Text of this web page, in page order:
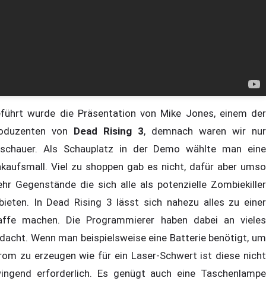
wurde die Präsentation von Mike Jones, einem der
von Dead Rising 3, demnach waren wir nur
Als Schauplatz in der Demo wählte man eine
Viel zu shoppen gab es nicht, dafür aber umso
Gegenstände die sich alle als potenzielle Zombiekiller
In Dead Rising 3 lässt sich nahezu alles zu einer
machen. Die Programmierer haben dabei an vieles
Wenn man beispielsweise eine Batterie benötigt, um
zu erzeugen wie für ein Laser-Schwert ist diese nicht
erforderlich. Es genügt auch eine Taschenlampe